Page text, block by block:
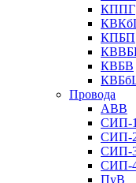
КППГ
КПБП
КВБВ
Провода
АВВ
СИП-
СИП-
СИП-
СИП-
ПуВ